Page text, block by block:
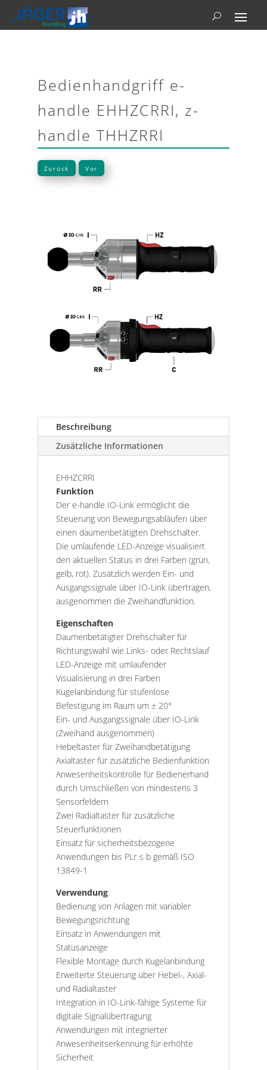
Bedienhandgriff e-
handle EHHZCRRI, z-
handle THHZRRI
Zurück Vor
Beschreibung
Zusätzliche Informationen
EHHZCRRI
Funktion
Der e-handle IO-Link ermöglicht die
Steuerung von Bewegungsabläufen über
einen daumenbetätigten Drehschalter.
Die umlaufende LED-Anzeige visualisiert
den aktuellen Status in drei Farben (grün,
gelb, rot). Zusätzlich werden Ein- und
Ausgangssignale über IO-Link übertragen,
ausgenommen die Zweihandfunktion.
Eigenschaften
Daumenbetätigter Drehschalter für
Richtungswahl wie Links- oder Rechtslauf
LED-Anzeige mit umlaufender
Visualisierung in drei Farben
Kugelanbindung für stufenlose
Befestigung im Raum um ± 20°
Ein- und Ausgangssignale über IO-Link
(Zweihand ausgenommen)
Hebeltaster für Zweihandbetätigung
Axialtaster für zusätzliche Bedienfunktion
Anwesenheitskontrolle für Bedienerhand
durch Umschließen von mindestens 3
Sensorfeldern
Zwei Radialtaster für zusätzliche
Steuerfunktionen
Einsatz für sicherheitsbezogene
Anwendungen bis PLr ≤ b gemäß ISO
13849-1
Verwendung
Bedienung von Anlagen mit variabler
Bewegungsrichtung
Einsatz in Anwendungen mit
Statusanzeige
Flexible Montage durch Kugelanbindung
Erweiterte Steuerung über Hebel-, Axial-
und Radialtaster
Integration in IO-Link-fähige Systeme für
digitale Signalübertragung
Anwendungen mit integrierter
Anwesenheitserkennung für erhöhte
Sicherheit